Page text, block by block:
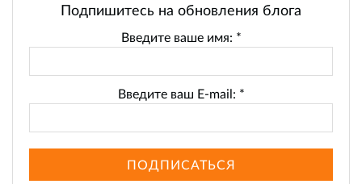
Подпишитесь на обновления блога
Введите ваше имя: *
Введите ваш E-mail: *
ПОДПИСАТЬСЯ